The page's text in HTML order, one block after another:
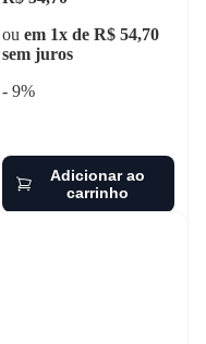
ou em 1x de R$ 54,70
sem juros
- 9%
Adicionar ao
carrinho